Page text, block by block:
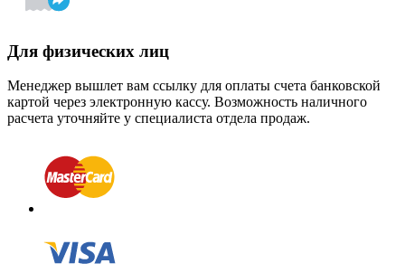
Для физических лиц
Менеджер вышлет вам ссылку для оплаты счета банковской
картой через электронную кассу. Возможность наличного
расчета уточняйте у специалиста отдела продаж.